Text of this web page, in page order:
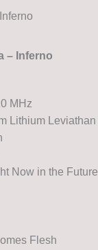
– Inferno
MHz
Lithium Leviathan
Now in the Future
Flesh